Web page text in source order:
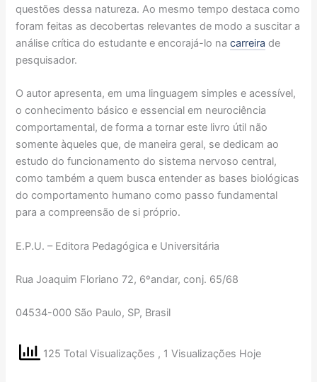
questões dessa natureza. Ao mesmo tempo destaca como
foram feitas as decobertas relevantes de modo a suscitar a
análise crítica do estudante e encorajá-lo nacarreira de
pesquisador.
O autor apresenta, em uma linguagem simples e acessível,
o conhecimento básico e essencial em neurociência
comportamental, de forma a tornar este livro útil não
somente àqueles que, de maneira geral, se dedicam ao
estudo do funcionamento do sistema nervoso central,
como também a quem busca entender as bases biológicas
do comportamento humano como passo fundamental
para a compreensão de si próprio.
E.P.U. – Editora Pedagógica e Universitária
Rua Joaquim Floriano 72, 6ºandar, conj. 65/68
04534-000 São Paulo, SP, Brasil
125 Total Visualizações , 1 Visualizações Hoje